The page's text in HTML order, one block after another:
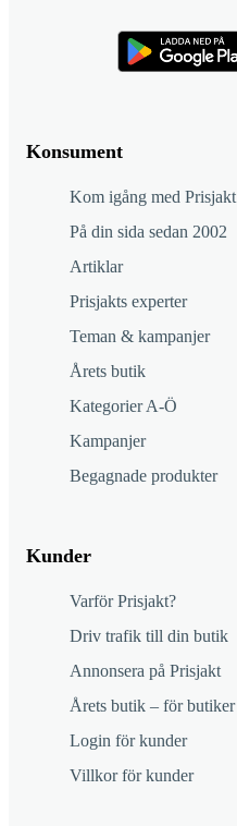
Konsument
Kom igång med Prisjakt
På din sida sedan 2002
Artiklar
Prisjakts experter
Teman & kampanjer
Årets butik
Kategorier A-Ö
Kampanjer
Begagnade produkter
Kunder
Varför Prisjakt?
Driv trafik till din butik
Annonsera på Prisjakt
Årets butik – för butiker
Login för kunder
Villkor för kunder